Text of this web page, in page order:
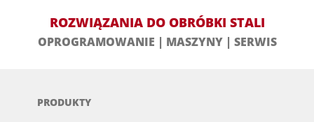
ROZWIĄZANIA DO OBRÓBKI STALI
OPROGRAMOWANIE | MASZYNY | SERWIS
PRODUKTY